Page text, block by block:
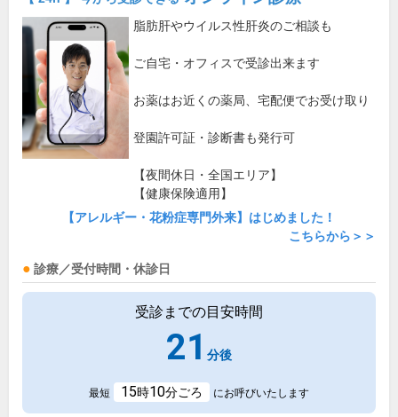
脂肪肝やウイルス性肝炎のご相談も
ご自宅・オフィスで受診出来ます
お薬はお近くの薬局、宅配便でお受け取り
登園許可証・診断書も発行可
【夜間休日・全国エリア】
【健康保険適用】
【アレルギー・花粉症専門外来】はじめました！
こちらから＞＞
診療／受付時間・休診日
受診までの目安時間
21 分後
最短 15時10分ごろ にお呼びいたします